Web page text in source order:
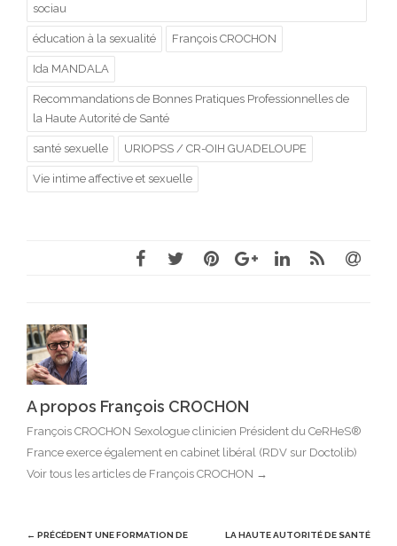
sociau
éducation à la sexualité François CROCHON
Ida MANDALA
Recommandations de Bonnes Pratiques Professionnelles de
la Haute Autorité de Santé
santé sexuelle URIOPSS / CR-OIH GUADELOUPE
Vie intime affective et sexuelle
A propos François CROCHON
François CROCHON Sexologue clinicien Président du CeRHeS®
France exerce également en cabinet libéral (RDV sur Doctolib)
Voir tous les articles de François CROCHON →
Post
← PRÉCÉDENT UNE FORMATION DE LA HAUTE AUTORITÉ DE SANTÉ